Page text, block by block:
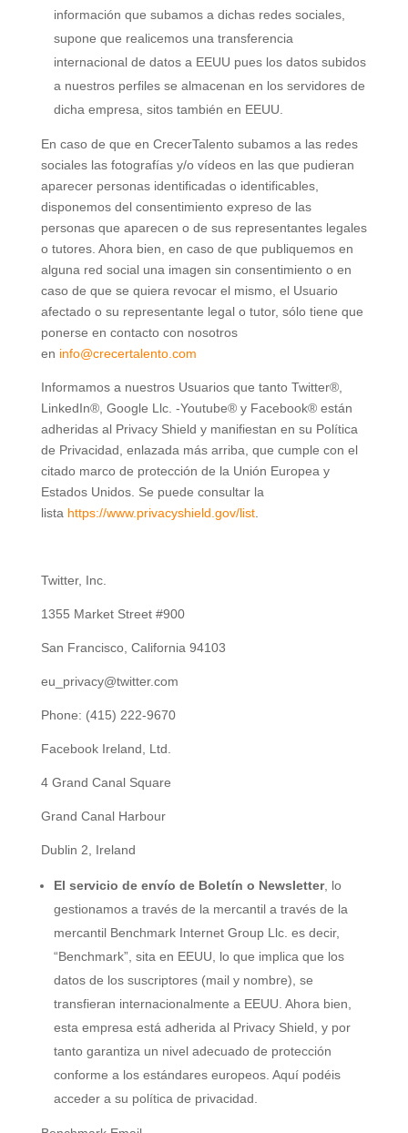
información que subamos a dichas redes sociales,
supone que realicemos una transferencia
internacional de datos a EEUU pues los datos subidos
a nuestros perfiles se almacenan en los servidores de
dicha empresa, sitos también en EEUU.
En caso de que en CrecerTalento subamos a las redes
sociales las fotografías y/o vídeos en las que pudieran
aparecer personas identificadas o identificables,
disponemos del consentimiento expreso de las
personas que aparecen o de sus representantes legales
o tutores. Ahora bien, en caso de que publiquemos en
alguna red social una imagen sin consentimiento o en
caso de que se quiera revocar el mismo, el Usuario
afectado o su representante legal o tutor, sólo tiene que
ponerse en contacto con nosotros
en info@crecertalento.com
Informamos a nuestros Usuarios que tanto Twitter®,
LinkedIn®, Google Llc. -Youtube® y Facebook® están
adheridas al Privacy Shield y manifiestan en su Política
de Privacidad, enlazada más arriba, que cumple con el
citado marco de protección de la Unión Europea y
Estados Unidos. Se puede consultar la
lista https://www.privacyshield.gov/list.
Twitter, Inc.
1355 Market Street #900
San Francisco, California 94103
eu_privacy@twitter.com
Phone: (415) 222-9670
Facebook Ireland, Ltd.
4 Grand Canal Square
Grand Canal Harbour
Dublin 2, Ireland
El servicio de envío de Boletín o Newsletter, lo
gestionamos a través de la mercantil a través de la
mercantil Benchmark Internet Group Llc. es decir,
“Benchmark”, sita en EEUU, lo que implica que los
datos de los suscriptores (mail y nombre), se
transfieran internacionalmente a EEUU. Ahora bien,
esta empresa está adherida al Privacy Shield, y por
tanto garantiza un nivel adecuado de protección
conforme a los estándares europeos. Aquí podéis
acceder a su política de privacidad.